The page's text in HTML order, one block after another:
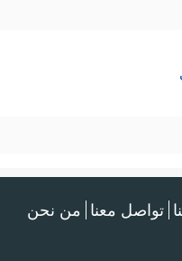
تواصل معنا من نحن